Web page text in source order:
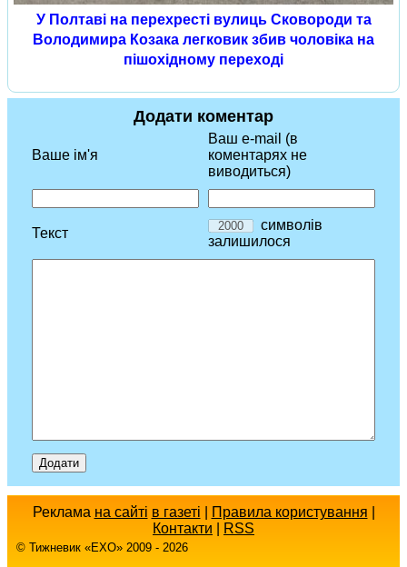
У Полтаві на перехресті вулиць Сковороди та
Володимира Козака легковик збив чоловіка на
пішохідному переході
Додати коментар
Ваше ім'я
Ваш e-mail (в
коментарях не
виводиться)
Текст
символів
залишилося
Реклама на сайті в газеті Правила користування
Контакти
RSS
© Тижневик «EХO» 2009 - 2026